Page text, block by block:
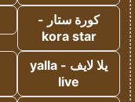
كورة ستار -
kora star
يلا لايف - yalla
live